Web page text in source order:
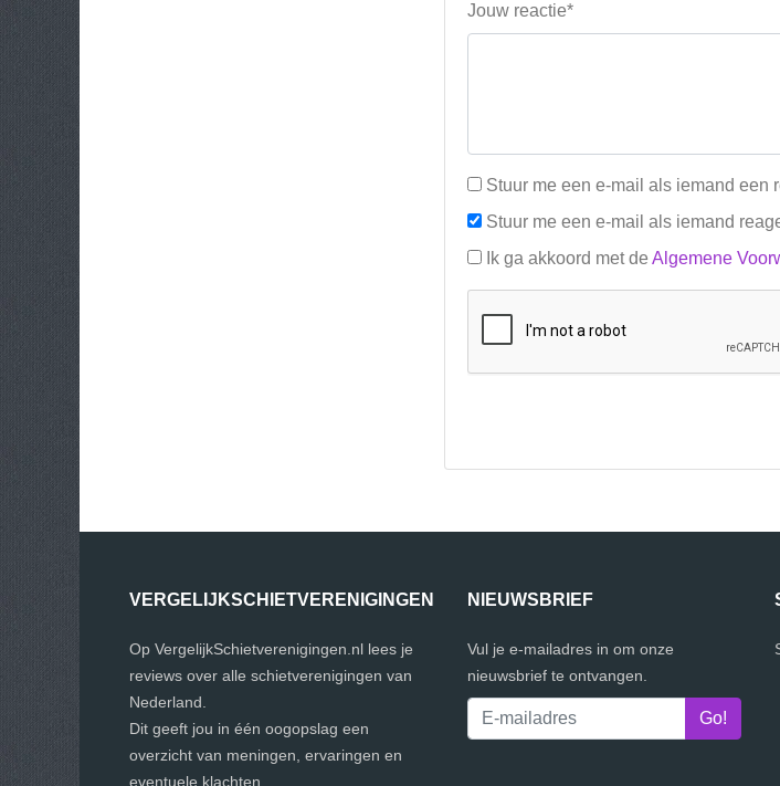
Jouw reactie*
Stuur me een e-mail als iemand een
Stuur me een e-mail als iemand
Ik ga akkoord met de Algemene
VERGELIJKSCHIETVERENIGINGEN
Op VergelijkSchietverenigingen.nl lees je
reviews over alle schietverenigingen van
Nederland.
Dit geeft jou in één oogopslag een
overzicht van meningen, ervaringen en
eventuele klachten.
NIEUWSBRIEF
Vul je e-mailadres in om onze
nieuwsbrief te ontvangen.